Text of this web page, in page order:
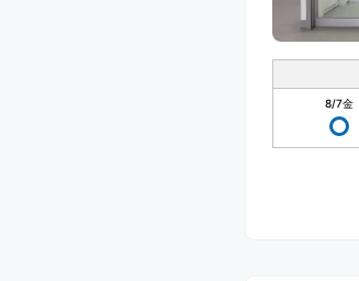
8/7金